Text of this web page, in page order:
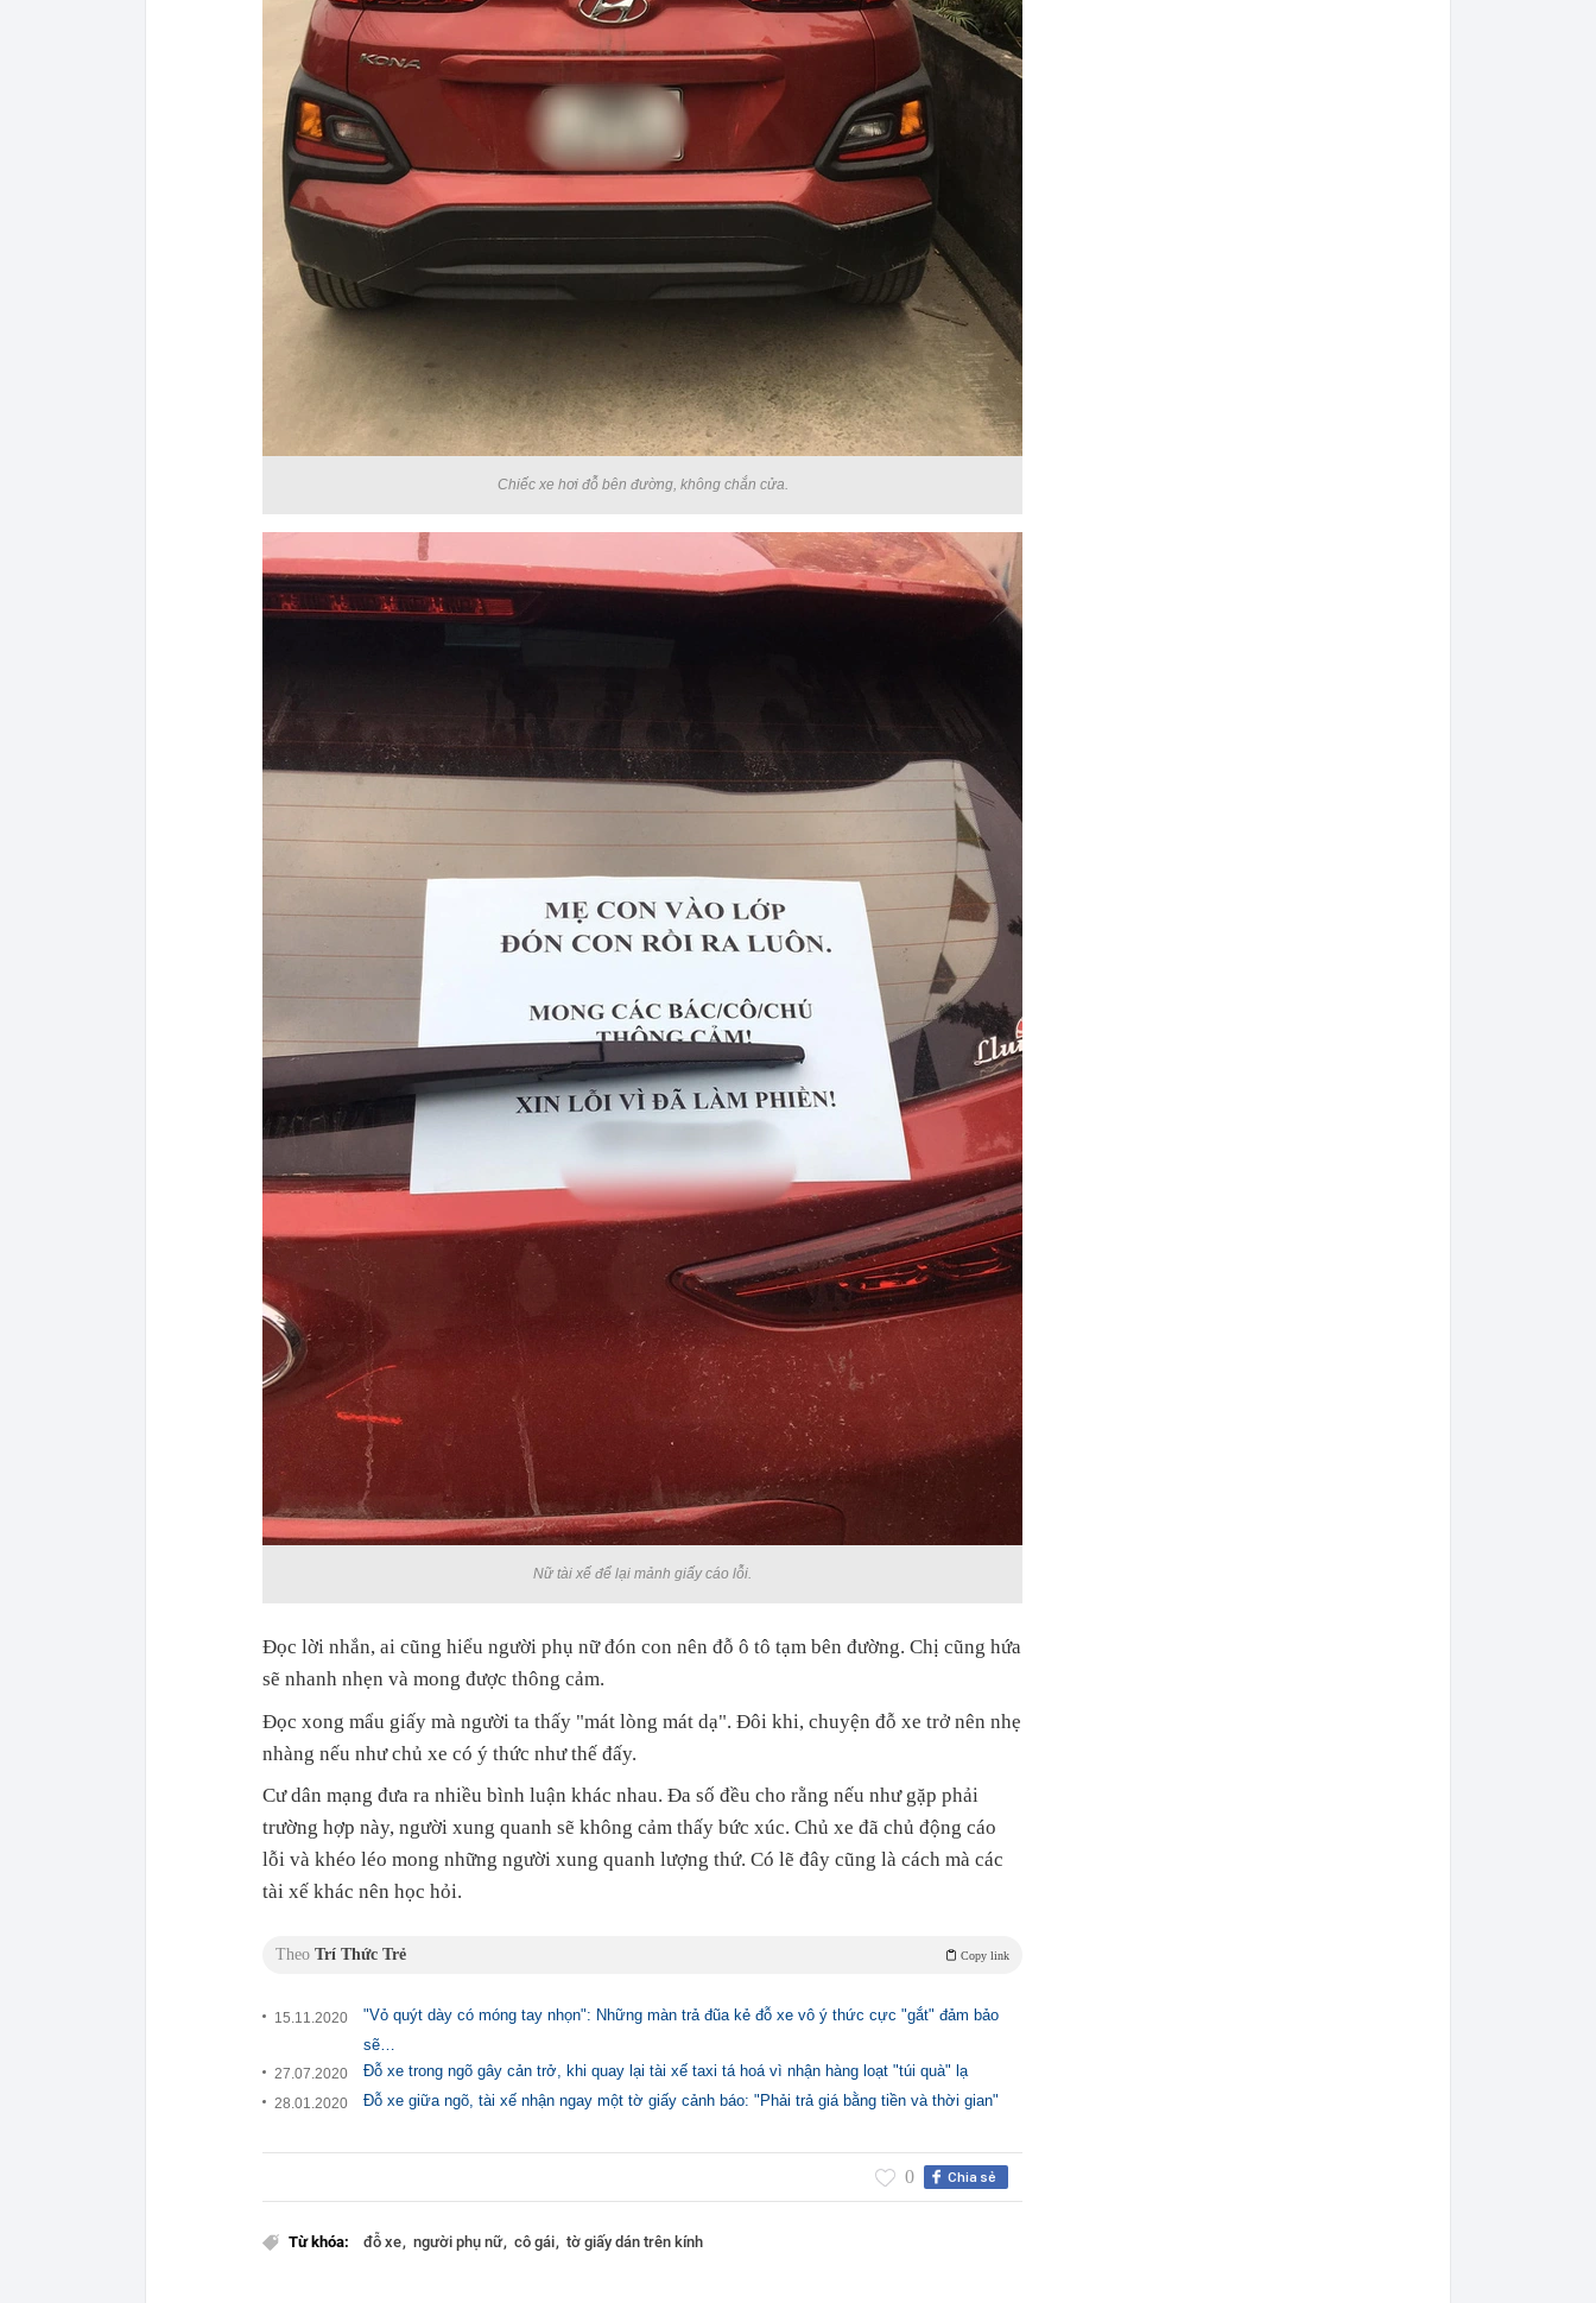
Chiếc xe hơi đỗ bên đường, không chắn cửa.
Nữ tài xế để lại mảnh giấy cáo lỗi.
Đọc lời nhắn, ai cũng hiểu người phụ nữ đón con nên đỗ ô tô tạm bên đường. Chị cũng hứa
sẽ nhanh nhẹn và mong được thông cảm.
Đọc xong mẩu giấy mà người ta thấy "mát lòng mát dạ". Đôi khi, chuyện đỗ xe trở nên nhẹ
nhàng nếu như chủ xe có ý thức như thế đấy.
Cư dân mạng đưa ra nhiều bình luận khác nhau. Đa số đều cho rằng nếu như gặp phải
trường hợp này, người xung quanh sẽ không cảm thấy bức xúc. Chủ xe đã chủ động cáo
lỗi và khéo léo mong những người xung quanh lượng thứ. Có lẽ đây cũng là cách mà các
tài xế khác nên học hỏi.
Theo Trí Thức Trẻ Copy link
15.11.2020
"Vỏ quýt dày có móng tay nhọn": Những màn trả đũa kẻ đỗ xe vô ý thức cực "gắt" đảm bảo
sẽ…
27.07.2020 Đỗ xe trong ngõ gây cản trở, khi quay lại tài xế taxi tá hoá vì nhận hàng loạt "túi quà" lạ
28.01.2020 Đỗ xe giữa ngõ, tài xế nhận ngay một tờ giấy cảnh báo: "Phải trả giá bằng tiền và thời gian"
Chia sẻ
0
Từ khóa: đỗ xe người phụ nữ cô gái tờ giấy dán trên kính